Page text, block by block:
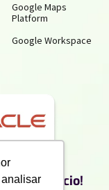
Google Maps
Platform
Google Workspace
seu negócio!